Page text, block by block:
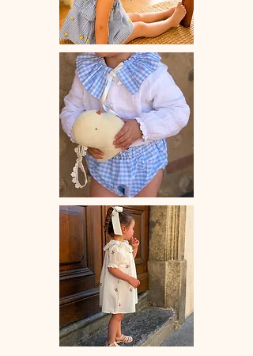
✿ Délai de fabrication : entre 15 et 28
jours ouvrés, selon les commandes
en cours.
✿ Entretien :
– Lavage à la main conseillé dans un
petit filet de lingerie ou en machine à
20°C maximum, avec des couleurs
similaires.
– Cycle délicat recommandé.
– Sèche-linge déconseillé.
Après lavage le repasse est conseillé
pour un rendu plus soigné